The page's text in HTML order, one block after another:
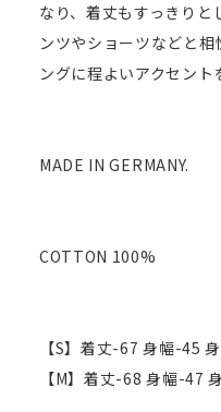
なり、着丈もすっきり
ンツやショーツなどと
ングに程よいアクセント
MADE IN GERMANY.
COTTON 100%
【S】着丈-67 身幅-45
【M】着丈-68 身幅-47